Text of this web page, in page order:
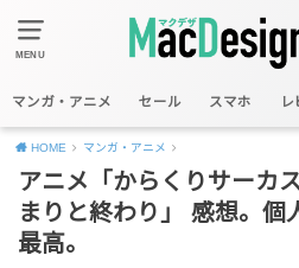
MENU
マンガ・アニメ セール スマホ
HOME マンガ・アニメ
アニメ「からくりサーカ
まりと終わり」 感想。個
最高。